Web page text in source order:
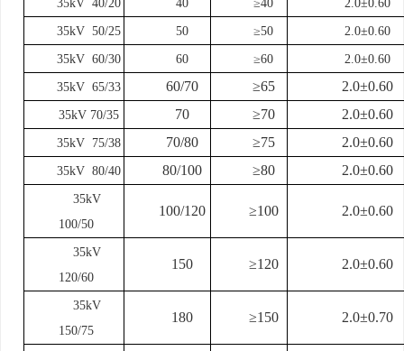
35kV 40/20 40 ≥40 2.0±0.60
35kV 50/25 50 ≥50 2.0±0.60
35kV 60/30 60 ≥60 2.0±0.60
35kV 65/33 60/70 ≥65 2.0±0.60
35kV 70/35 70 ≥70 2.0±0.60
35kV 75/38 70/80 ≥75 2.0±0.60
35kV 80/40 80/100 ≥80 2.0±0.60
35kV
100/50
100/120 ≥100 2.0±0.60
35kV
120/60
150 ≥120 2.0±0.60
35kV
150/75
180 ≥150 2.0±0.70